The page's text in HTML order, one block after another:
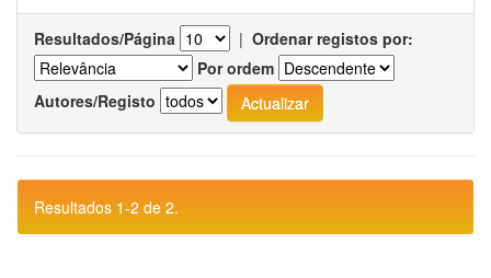
Resultados/Página | Ordenar registos por:
Por ordem
Autores/Registo
Resultados 1-2 de 2.